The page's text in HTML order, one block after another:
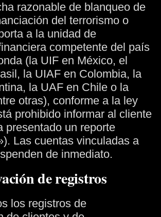
razonable de blanqueo de
del terrorismo o
a la unidad de
competente del país
(la UIF en México, el
la UIAF en Colombia, la
la UAF en Chile o la
otras), conforme a la ley
prohibido informar al cliente
presentado un reporte
Las cuentas vinculadas a
de inmediato.
de registros
los registros de